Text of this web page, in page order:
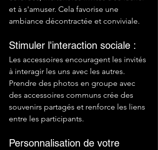
et à s'amuser. Cela favorise une
ambiance décontractée et conviviale.
Stimuler l'interaction sociale :
Les accessoires encouragent les invités
à interagir les uns avec les autres.
Prendre des photos en groupe avec
des accessoires communs crée des
souvenirs partagés et renforce les liens
entre les participants.
Personnalisation de votre